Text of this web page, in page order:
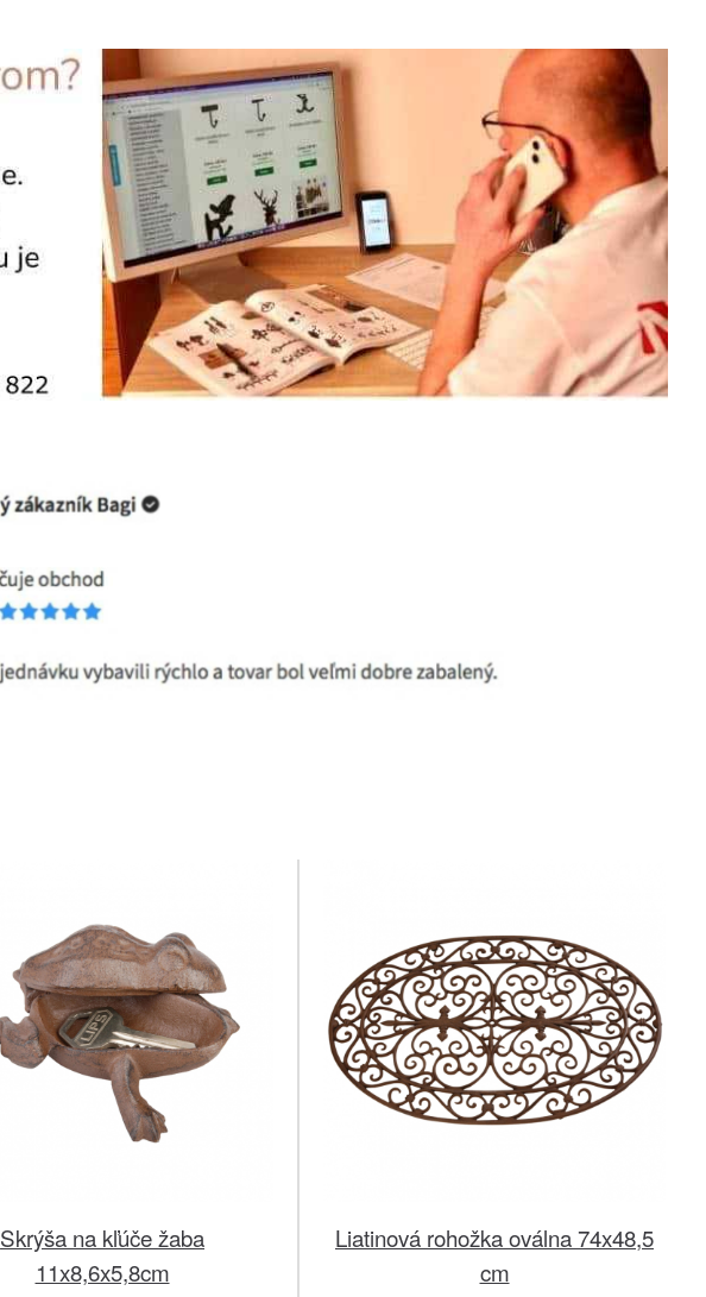
Skrýša na kľúče žaba
11x8,6x5,8cm
Liatinová rohožka oválna 74x48,5
cm